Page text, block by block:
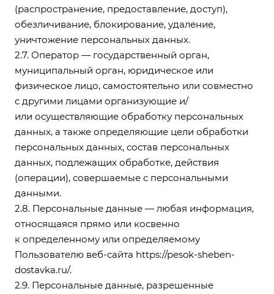
(распространение, предоставление, доступ),
обезличивание, блокирование, удаление,
уничтожение персональных данных.
2.7. Оператор — государственный орган,
муниципальный орган, юридическое или
физическое лицо, самостоятельно или совместно
с другими лицами организующие и/
или осуществляющие обработку персональных
данных, а также определяющие цели обработки
персональных данных, состав персональных
данных, подлежащих обработке, действия
(операции), совершаемые с персональными
данными.
2.8. Персональные данные — любая информация,
относящаяся прямо или косвенно
к определенному или определяемому
Пользователю веб-сайта https://pesok-sheben-
dostavka.ru/.
2.9. Персональные данные, разрешенные